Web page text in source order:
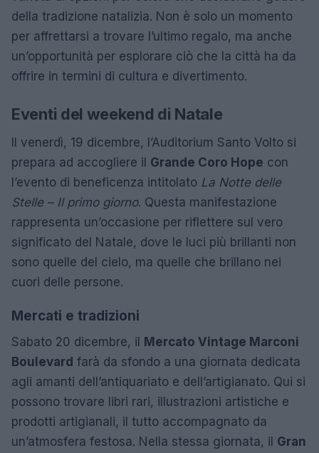
della tradizione natalizia. Non è solo un momento
per affrettarsi a trovare l’ultimo regalo, ma anche
un’opportunità per esplorare ciò che la città ha da
offrire in termini di cultura e divertimento.
Eventi del weekend di Natale
Il venerdì, 19 dicembre, l’Auditorium Santo Volto si
prepara ad accogliere il Grande Coro Hope con
l’evento di beneficenza intitolato La Notte delle
Stelle – Il primo giorno. Questa manifestazione
rappresenta un’occasione per riflettere sul vero
significato del Natale, dove le luci più brillanti non
sono quelle del cielo, ma quelle che brillano nei
cuori delle persone.
Mercati e tradizioni
Sabato 20 dicembre, il Mercato Vintage Marconi
Boulevard farà da sfondo a una giornata dedicata
agli amanti dell’antiquariato e dell’artigianato. Qui si
possono trovare libri rari, illustrazioni artistiche e
prodotti artigianali, il tutto accompagnato da
un’atmosfera festosa. Nella stessa giornata, il Gran